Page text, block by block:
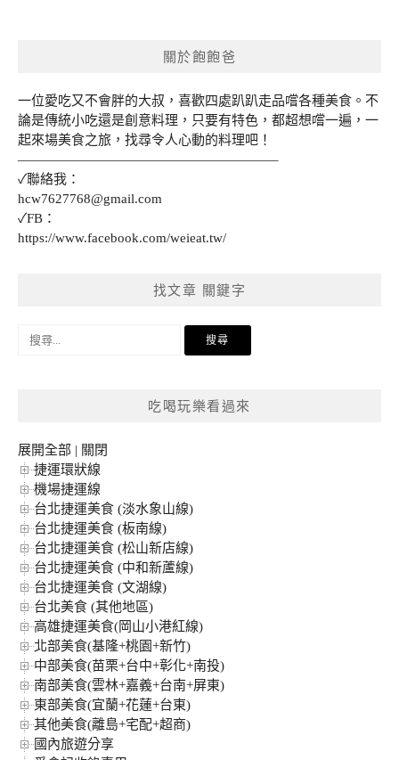
關於飽飽爸
一位愛吃又不會胖的大叔，喜歡四處趴趴走品嚐各種美食。不
論是傳統小吃還是創意料理，只要有特色，都超想嚐一遍，一
起來場美食之旅，找尋令人心動的料理吧！
———————————————————–
✓聯絡我：
hcw7627768@gmail.com
✓FB：
https://www.facebook.com/weieat.tw/
找文章 關鍵字
搜
吃喝玩樂看過來
展開全部 | 關閉
捷運環狀線
機場捷運線
台北捷運美食 (淡水象山線)
台北捷運美食 (板南線)
台北捷運美食 (松山新店線)
台北捷運美食 (中和新蘆線)
台北捷運美食 (文湖線)
台北美食 (其他地區)
高雄捷運美食(岡山小港紅線)
北部美食(基隆+桃園+新竹)
中部美食(苗栗+台中+彰化+南投)
南部美食(雲林+嘉義+台南+屏東)
東部美食(宜蘭+花蓮+台東)
其他美食(離島+宅配+超商)
國內旅遊分享